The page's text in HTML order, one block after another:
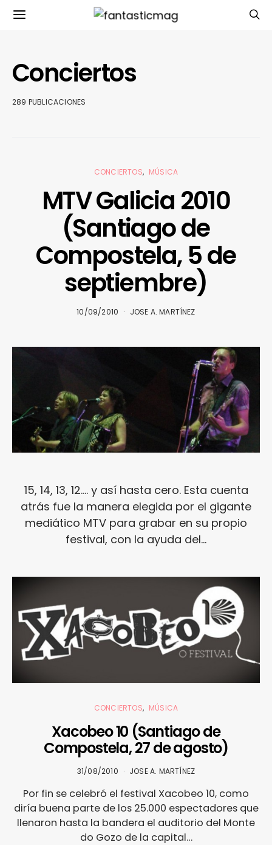
Conciertos
289 PUBLICACIONES
CONCIERTOS MÚSICA
MTV Galicia 2010
(Santiago de
Compostela, 5 de
septiembre)
10/09/2010 JOSE A. MARTÍNEZ
15, 14, 13, 12…. y así hasta cero. Esta cuenta
atrás fue la manera elegida por el gigante
mediático MTV para grabar en su propio
festival, con la ayuda del…
CONCIERTOS MÚSICA
Xacobeo 10 (Santiago de
Compostela, 27 de agosto)
31/08/2010 JOSE A. MARTÍNEZ
Por fin se celebró el festival Xacobeo 10, como
diría buena parte de los 25.000 espectadores que
llenaron hasta la bandera el auditorio del Monte
do Gozo de la capital…